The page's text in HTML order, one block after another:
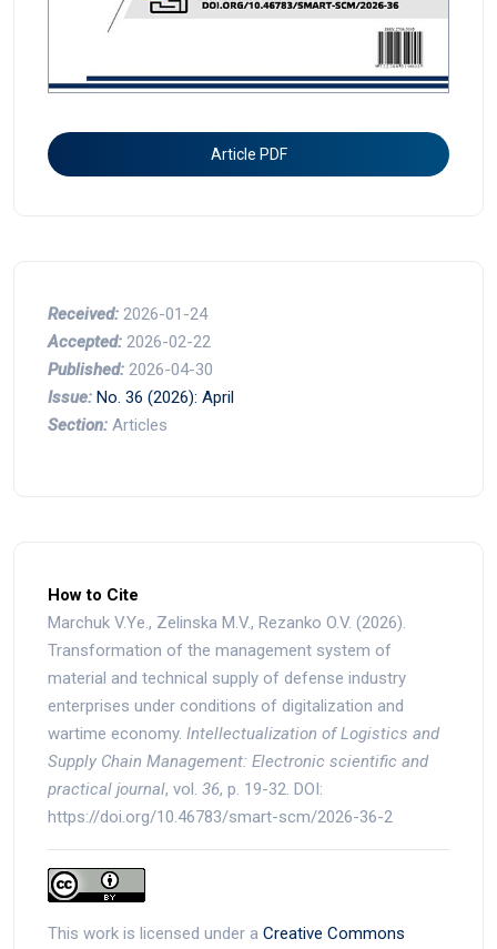
Article PDF
Received: 2026-01-24
Accepted: 2026-02-22
Published: 2026-04-30
Issue: No. 36 (2026): April
Section: Articles
How to Cite
Marchuk V.Ye., Zelinska M.V., Rezanko O.V. (2026).
Transformation of the management system of
material and technical supply of defense industry
enterprises under conditions of digitalization and
wartime economy. Intellectualization of Logistics and
Supply Chain Management: Electronic scientific and
practical journal, vol. 36, p. 19-32. DOI:
https://doi.org/10.46783/smart-scm/2026-36-2
This work is licensed under a Creative Commons